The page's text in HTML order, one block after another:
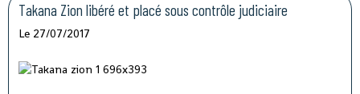
Takana Zion libéré et placé sous contrôle judiciaire
Le 27/07/2017